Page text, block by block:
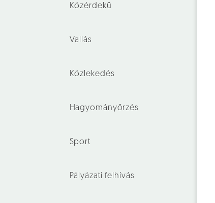
Közérdekű
Vallás
Közlekedés
Hagyományőrzés
Sport
Pályázati felhívás